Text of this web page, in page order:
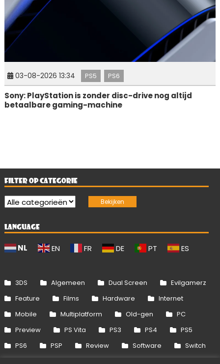
03-08-2026 13:34 PS5 PS6
Sony: PlayStation is zonder disc-drive nog altijd
betaalbare gaming-machine
FILTER OP CATEGORIE
LANGUAGE
NL EN FR DE PT ES
3DS Algemeen Dual Screen
Evilgamerz
Feature
Films Hardware
Internet
Mobile
Multiplatform Old-gen
PC
Preview
PS Vita PS3 PS4
PS5
PS6
PSP Review Software
Switch